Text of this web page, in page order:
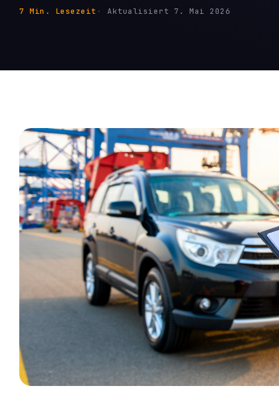
7 Min. Lesezeit Aktualisiert 7. Mai 2026